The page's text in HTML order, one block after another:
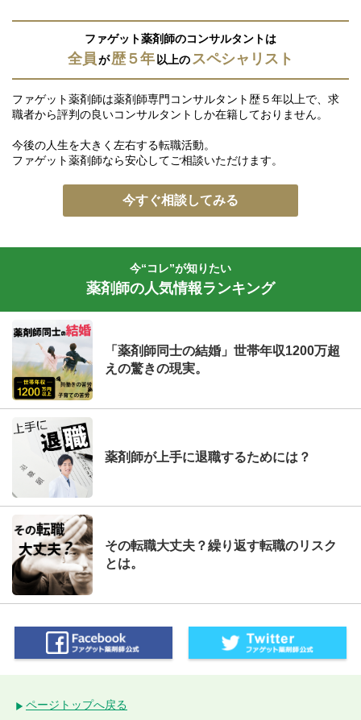
ファゲット薬剤師のコンサルタントは
全員が歴５年 以上の スペシャリスト
ファゲット薬剤師は薬剤師専門コンサルタント歴５年以上で、求
職者から評判の良いコンサルタントしか在籍しておりません。
今後の人生を大きく左右する転職活動。
ファゲット薬剤師なら安心してご相談いただけます。
今すぐ相談してみる
今“コレ”が知りたい
薬剤師の人気情報ランキング
「薬剤師同士の結婚」世帯年収1200万超
えの驚きの現実。
薬剤師が上手に退職するためには？
その転職大丈夫？繰り返す転職のリスク
とは。
ページトップへ戻る